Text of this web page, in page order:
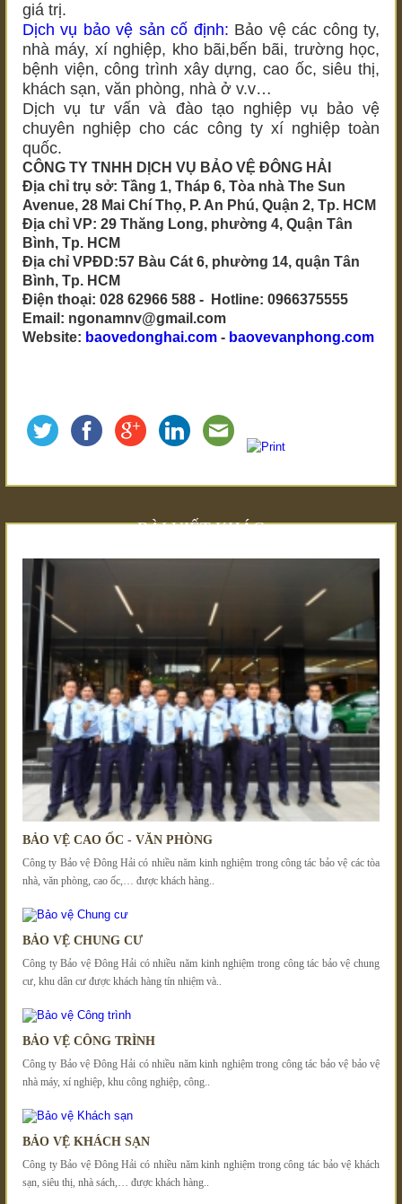
giá trị.
Dịch vụ bảo vệ sản cố định: Bảo vệ các công ty,
nhà máy, xí nghiệp, kho bãi,bến bãi, trường học,
bệnh viện, công trình xây dựng, cao ốc, siêu thị,
khách sạn, văn phòng, nhà ở v.v…
Dịch vụ tư vấn và đào tạo nghiệp vụ bảo vệ
chuyên nghiệp cho các công ty xí nghiệp toàn
quốc.
CÔNG TY TNHH DỊCH VỤ BẢO VỆ ĐÔNG HẢI
Địa chỉ trụ sở: Tầng 1, Tháp 6, Tòa nhà The Sun
Avenue, 28 Mai Chí Thọ, P. An Phú, Quận 2, Tp. HCM
Địa chỉ VP: 29 Thăng Long, phường 4, Quận Tân
Bình, Tp. HCM
Địa chỉ VPĐD:57 Bàu Cát 6, phường 14, quận Tân
Bình, Tp. HCM
Điện thoại: 028 62966 588 - Hotline: 0966375555
Email: ngonamnv@gmail.com
Website: baovedonghai.com - baovevanphong.com
BÀI VIẾT KHÁC
BẢO VỆ CAO ỐC - VĂN PHÒNG
Công ty Bảo vệ Đông Hải có nhiều năm kinh nghiệm trong công tác bảo vệ các tòa
nhà, văn phòng, cao ốc,… được khách hàng..
BẢO VỆ CHUNG CƯ
Công ty Bảo vệ Đông Hải có nhiều năm kinh nghiệm trong công tác bảo vệ chung
cư, khu dân cư được khách hàng tín nhiệm và..
BẢO VỆ CÔNG TRÌNH
Công ty Bảo vệ Đông Hải có nhiều năm kinh nghiệm trong công tác bảo vệ bảo vệ
nhà máy, xí nghiệp, khu công nghiệp, công..
BẢO VỆ KHÁCH SẠN
Công ty Bảo vệ Đông Hải có nhiều năm kinh nghiệm trong công tác bảo vệ khách
sạn, siêu thị, nhà sách,… được khách hàng..